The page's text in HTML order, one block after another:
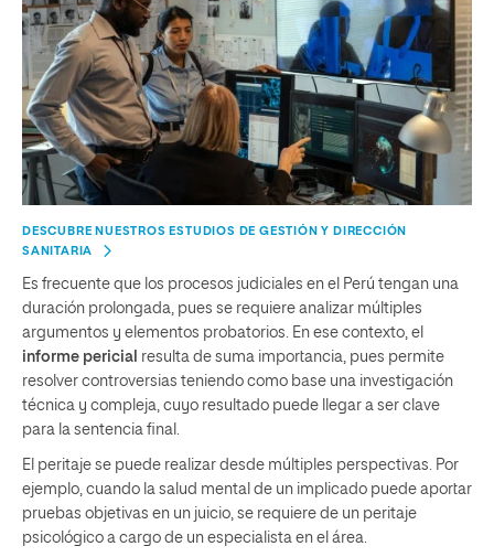
DESCUBRE NUESTROS ESTUDIOS DE GESTIÓN Y DIRECCIÓN
SANITARIA
Es frecuente que los procesos judiciales en el Perú tengan una
duración prolongada, pues se requiere analizar múltiples
argumentos y elementos probatorios. En ese contexto, el
informe pericial resulta de suma importancia, pues permite
resolver controversias teniendo como base una investigación
técnica y compleja, cuyo resultado puede llegar a ser clave
para la sentencia final.
El peritaje se puede realizar desde múltiples perspectivas. Por
ejemplo, cuando la salud mental de un implicado puede aportar
pruebas objetivas en un juicio, se requiere de un peritaje
psicológico a cargo de un especialista en el área.